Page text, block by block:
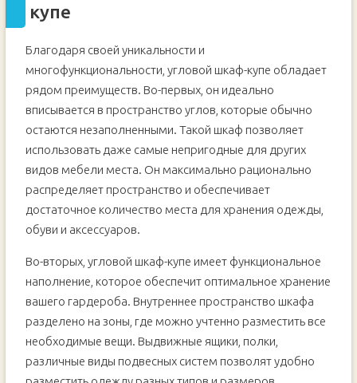
купе
Благодаря своей уникальности и
многофункциональности, угловой шкаф-купе обладает
рядом преимуществ. Во-первых, он идеально
вписывается в пространство углов, которые обычно
остаются незаполненными. Такой шкаф позволяет
использовать даже самые непригодные для других
видов мебели места. Он максимально рационально
распределяет пространство и обеспечивает
достаточное количество места для хранения одежды,
обуви и аксессуаров.
Во-вторых, угловой шкаф-купе имеет функциональное
наполнение, которое обеспечит оптимальное хранение
вашего гардероба. Внутреннее пространство шкафа
разделено на зоны, где можно учтенно разместить все
необходимые вещи. Выдвижные ящики, полки,
различные виды подвесных систем позволят удобно